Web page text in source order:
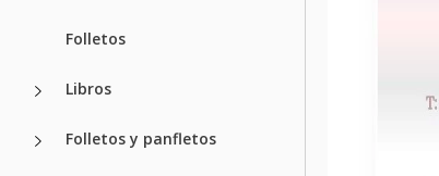
Folletos
Libros
Folletos y panfletos